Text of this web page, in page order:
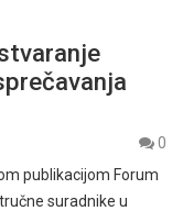
0
publikacijom Forum
suradnike u